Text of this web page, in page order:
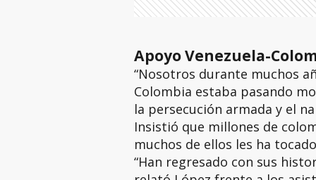
Apoyo Venezuela-
“Nosotros durante muchos
Colombia estaba pasando
la persecución armada y el
Insistió que millones de
muchos de ellos les ha
“Han regresado con sus